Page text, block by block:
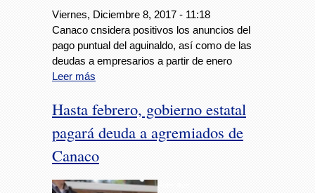
Viernes, Diciembre 8, 2017 - 11:18
Canaco cnsidera positivos los anuncios del
pago puntual del aguinaldo, así como de las
deudas a empresarios a partir de enero
Leer más
Hasta febrero, gobierno estatal
pagará deuda a agremiados de
Canaco